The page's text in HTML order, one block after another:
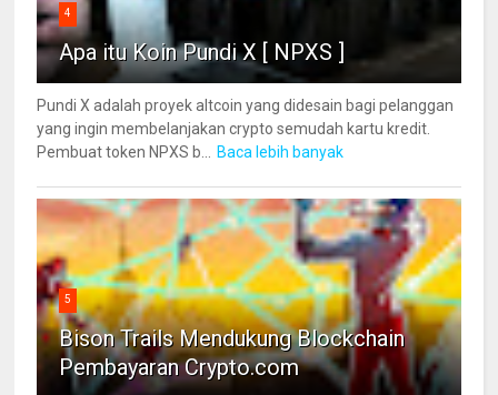
4
Apa itu Koin Pundi X [ NPXS ]
Pundi X adalah proyek altcoin yang didesain bagi pelanggan
yang ingin membelanjakan crypto semudah kartu kredit.
Pembuat token NPXS b... Baca lebih banyak
5
Bison Trails Mendukung Blockchain
Pembayaran Crypto.com